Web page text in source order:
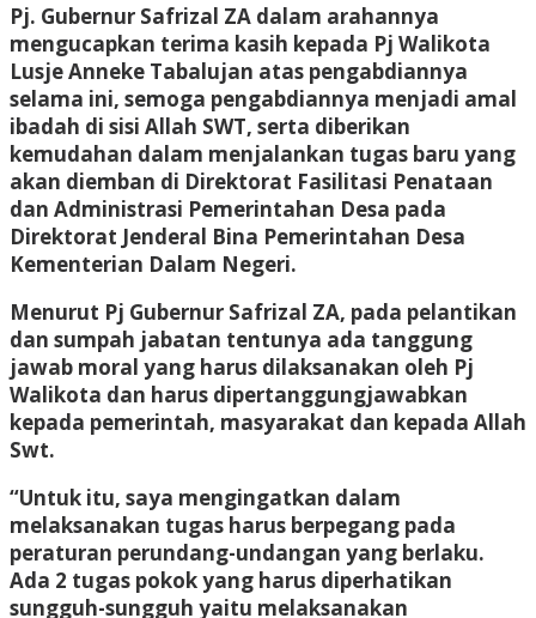
Pj. Gubernur Safrizal ZA dalam arahannya
mengucapkan terima kasih kepada Pj Walikota
Lusje Anneke Tabalujan atas pengabdiannya
selama ini, semoga pengabdiannya menjadi amal
ibadah di sisi Allah SWT, serta diberikan
kemudahan dalam menjalankan tugas baru yang
akan diemban di Direktorat Fasilitasi Penataan
dan Administrasi Pemerintahan Desa pada
Direktorat Jenderal Bina Pemerintahan Desa
Kementerian Dalam Negeri.
Menurut Pj Gubernur Safrizal ZA, pada pelantikan
dan sumpah jabatan tentunya ada tanggung
jawab moral yang harus dilaksanakan oleh Pj
Walikota dan harus dipertanggungjawabkan
kepada pemerintah, masyarakat dan kepada Allah
Swt.
“Untuk itu, saya mengingatkan dalam
melaksanakan tugas harus berpegang pada
peraturan perundang-undangan yang berlaku.
Ada 2 tugas pokok yang harus diperhatikan
sungguh-sungguh yaitu melaksanakan